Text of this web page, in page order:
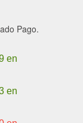
Pago.
en
en